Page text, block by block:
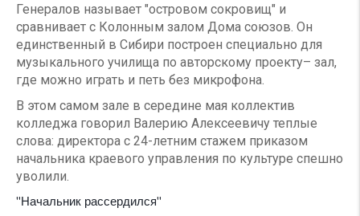
Генералов называет "островом сокровищ" и
сравнивает с Колонным залом Дома союзов. Он
единственный в Сибири построен специально для
музыкального училища по авторскому проекту– зал,
где можно играть и петь без микрофона.
В этом самом зале в середине мая коллектив
колледжа говорил Валерию Алексеевичу теплые
слова: директора с 24-летним стажем приказом
начальника краевого управления по культуре спешно
уволили.
"Начальник рассердился"